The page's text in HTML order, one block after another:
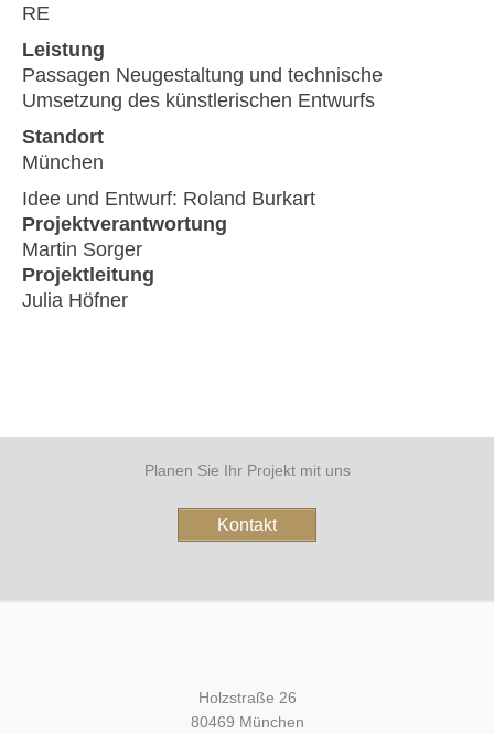
RE
Leistung
Passagen Neugestaltung und technische
Umsetzung des künstlerischen Entwurfs
Standort
München
Idee und Entwurf: Roland Burkart
Projektverantwortung
Martin Sorger
Projektleitung
Julia Höfner
Planen Sie Ihr Projekt mit uns
Kontakt
Holzstraße 26
80469 München